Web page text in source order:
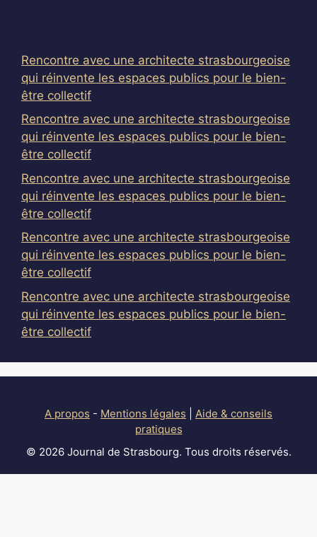
Rencontre avec une architecte strasbourgeoise
qui réinvente les espaces publics pour le bien-
être collectif
Rencontre avec une architecte strasbourgeoise
qui réinvente les espaces publics pour le bien-
être collectif
Rencontre avec une architecte strasbourgeoise
qui réinvente les espaces publics pour le bien-
être collectif
Rencontre avec une architecte strasbourgeoise
qui réinvente les espaces publics pour le bien-
être collectif
Rencontre avec une architecte strasbourgeoise
qui réinvente les espaces publics pour le bien-
être collectif
A propos - Mentions légales
Aide & conseils
pratiques
© 2026 Journal de Strasbourg. Tous droits réservés.